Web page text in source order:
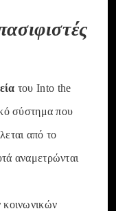
του Into the
σύστημα που
από το
αναμετρώνται